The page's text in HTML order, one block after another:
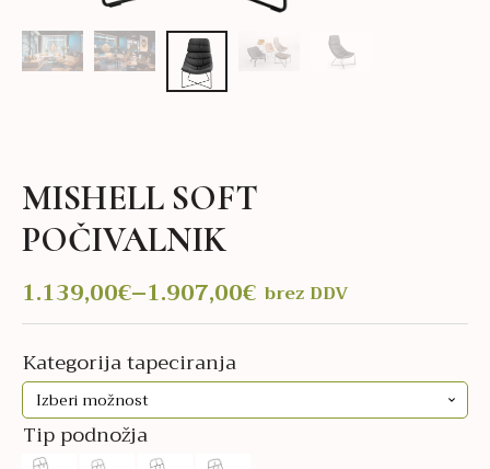
MISHELL SOFT
POČIVALNIK
1.139,00€–1.907,00€
Cenovni
razpon:
od
1.139,00€
do
1.907,00€
brez DDV
Kategorija tapeciranja
Tip podnožja